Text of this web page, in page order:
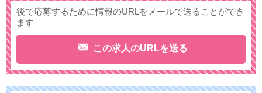
後で応募するために情報のURLをメールで送ることができ
ます
この求人のURLを送る